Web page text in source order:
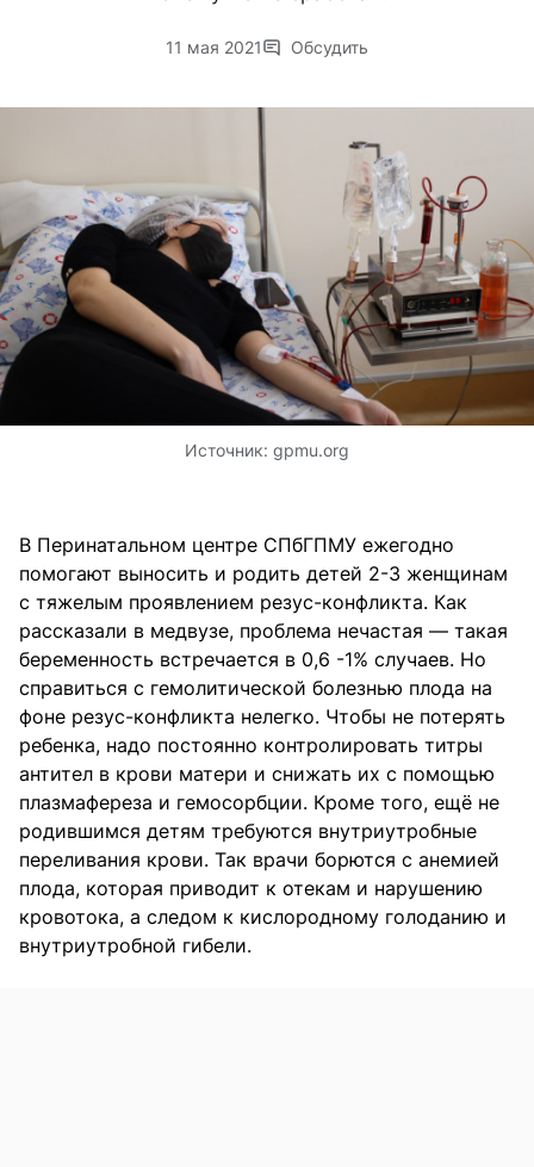
11 мая 2021 Обсудить
Источник: gpmu.org
В Перинатальном центре СПбГПМУ ежегодно
помогают выносить и родить детей 2-3 женщинам
с тяжелым проявлением резус-конфликта. Как
рассказали в медвузе, проблема нечастая — такая
беременность встречается в 0,6 -1% случаев. Но
справиться с гемолитической болезнью плода на
фоне резус-конфликта нелегко. Чтобы не потерять
ребенка, надо постоянно контролировать титры
антител в крови матери и снижать их с помощью
плазмафереза и гемосорбции. Кроме того, ещё не
родившимся детям требуются внутриутробные
переливания крови. Так врачи борются с анемией
плода, которая приводит к отекам и нарушению
кровотока, а следом к кислородному голоданию и
внутриутробной гибели.